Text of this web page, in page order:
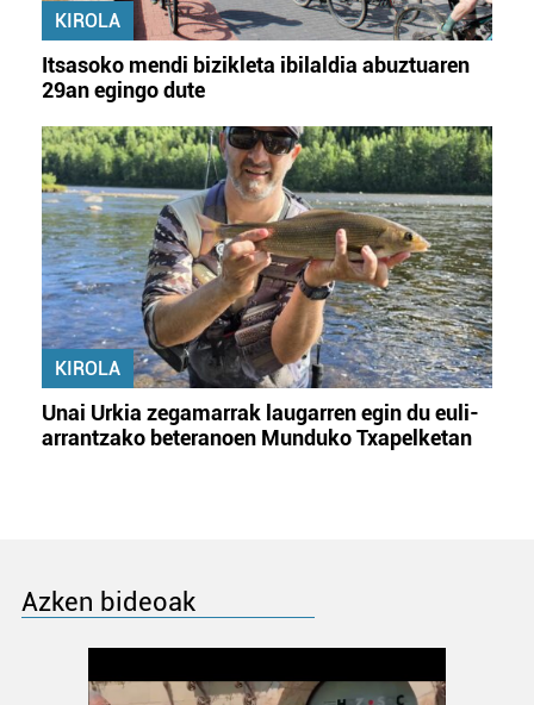
KIROLA
Itsasoko mendi bizikleta ibilaldia abuztuaren
29an egingo dute
KIROLA
Unai Urkia zegamarrak laugarren egin du euli-
arrantzako beteranoen Munduko Txapelketan
Azken bideoak